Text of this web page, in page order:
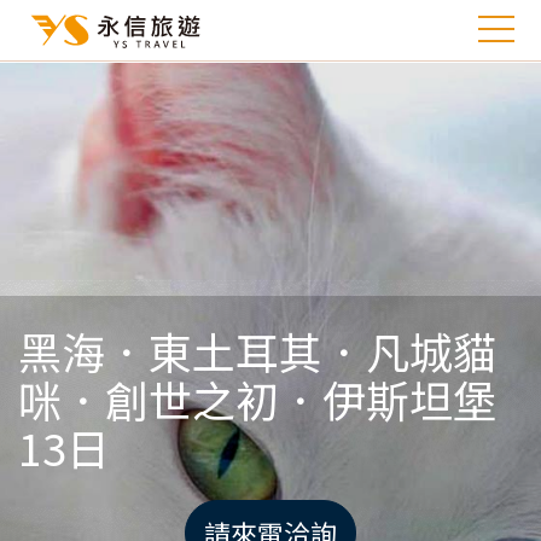
黑海．東土耳其．凡城貓
咪．創世之初．伊斯坦堡
13日
請來電洽詢